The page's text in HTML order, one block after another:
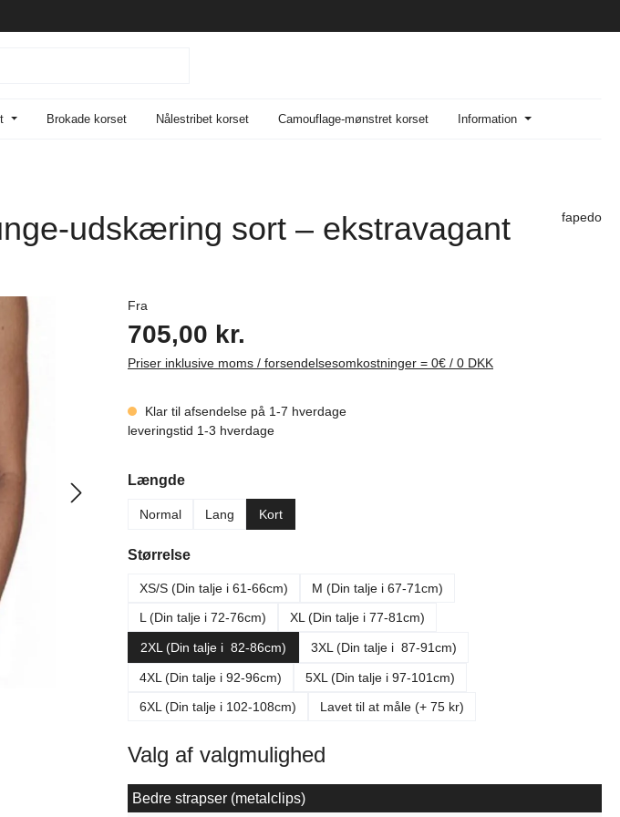
Brokade korset Nålestribet korset Camouflage-mønstret korset Information
udskæring sort – ekstravagant
fapedo
Fra
705,00 kr.
Priser inklusive moms / forsendelsesomkostninger = 0€ / 0 DKK
Klar til afsendelse på 1-7 hverdage
leveringstid 1-3 hverdage
Vælg
Længde
Normal Lang Kort
Vælg
Størrelse
XS/S (Din talje i 61-66cm)
M (Din talje i 67-71cm)
L (Din talje i 72-76cm)
XL (Din talje i 77-81cm)
2XL (Din talje i 82-86cm) 3XL (Din talje i 87-91cm)
4XL (Din talje i 92-96cm)
5XL (Din talje i 97-101cm)
6XL (Din talje i 102-108cm)
Lavet til at måle (+ 75 kr)
Valg af valgmulighed
Bedre strapser (metalclips)